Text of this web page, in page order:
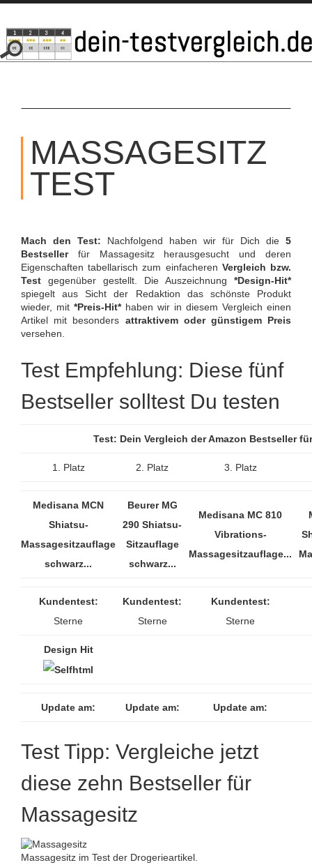
SKIP
CONTENT
MASSAGESITZ
TEST
Mach den Test: Nachfolgend haben wir für Dich die 5
Bestsellerfür Massagesitz herausgesucht und deren
Eigenschaften tabellarisch zum einfacheren Vergleich bzw.
Test gegenüber gestellt. Die Auszeichnung *Design-Hit*
spiegelt aus Sicht der Redaktion das schönste Produkt
wieder, mit *Preis-Hit*haben wir in diesem Vergleich einen
Artikel mit besonders attraktivem oder günstigem Preis
versehen.
Test Empfehlung: Diese fünf
Bestseller solltest Du testen
Test: Dein Vergleich der Amazon Bestseller
1. Platz 2. Platz 3. Platz
Medisana MCN
Shiatsu-
Massagesitzauflage
schwarz...
Beurer MG
290 Shiatsu-
Sitzauflage
schwarz...
Medisana MC 810
Vibrations-
Massagesitzauflage...
Kundentest:
Sterne
Kundentest:
Sterne
Kundentest:
Sterne
Design Hit
Update am: Update am: Update am:
Test Tipp: Vergleiche jetzt
diese zehn Bestseller für
Massagesitz
Massagesitz im Test der Drogerieartikel.